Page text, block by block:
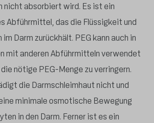
nicht absorbiert wird. Es ist ein
Abführmittel, das die Flüssigkeit und
Darm zurückhält. PEG kann auch in
mit anderen Abführmitteln verwendet
nötige PEG-Menge zu verringern.
die Darmschleimhaut nicht und
minimale osmotische Bewegung
in den Darm. Ferner ist es ein